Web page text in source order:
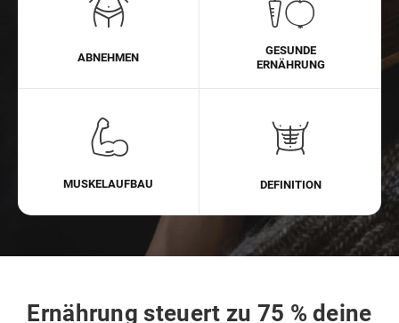
ABNEHMEN
GESUNDE
ERNÄHRUNG
MUSKELAUFBAU DEFINITION
Ernährung steuert zu 75 % deine